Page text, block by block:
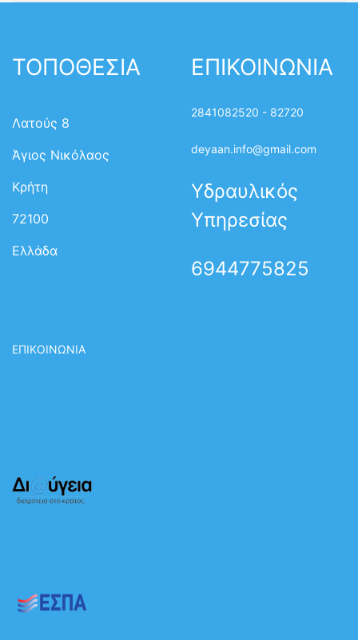
ΤΟΠΟΘΕΣΙΑ
Λατούς 8
Άγιος Νικόλαος
Κρήτη
72100
Ελλάδα
ΕΠΙΚΟΙΝΩΝΙΑ
2841082520 - 82720
deyaan.info@gmail.com
Υδραυλικός
Υπηρεσίας
6944775825
ΕΠΙΚΟΙΝΩΝΙΑ